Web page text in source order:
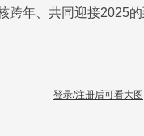
年、共同迎接2025
登录/注册后可看大图